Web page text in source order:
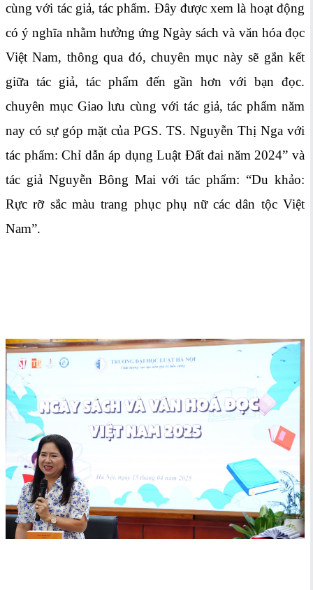
cùng với tác giả, tác phẩm. Đây được xem là hoạt động
có ý nghĩa nhằm hưởng ứng Ngày sách và văn hóa đọc
Việt Nam, thông qua đó, chuyên mục này sẽ gắn kết
giữa tác giả, tác phẩm đến gần hơn với bạn đọc.
chuyên mục Giao lưu cùng với tác giả, tác phẩm năm
nay có sự góp mặt của PGS. TS. Nguyễn Thị Nga với
tác phẩm: Chỉ dẫn áp dụng Luật Đất đai năm 2024” và
tác giả Nguyễn Bông Mai với tác phẩm: “Du khảo:
Rực rỡ sắc màu trang phục phụ nữ các dân tộc Việt
Nam”.